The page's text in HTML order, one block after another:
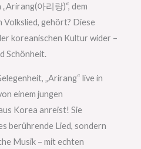
아리랑)“, dem
gehört? Diese
koreanischen Kultur wider –
Schönheit.
„Arirang“ live in
einem jungen
Korea anreist! Sie
berührende Lied, sondern
Musik – mit echten